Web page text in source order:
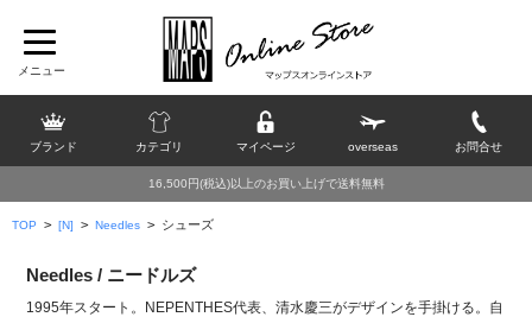
ブランド カテゴリ マイページ overseas お問合せ
16,500円(税込)以上のお買い上げで送料無料
TOP > [N] > Needles > シューズ
Needles / ニードルズ
1995年スタート。NEPENTHES代表、清水慶三がデザインを手掛ける。自